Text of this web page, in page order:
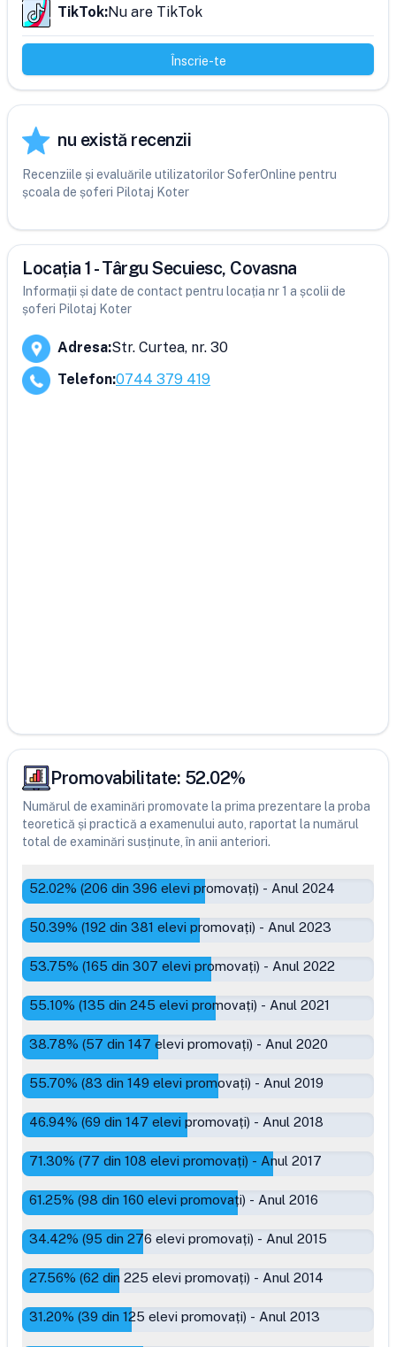
TikTok:Nu are TikTok
Înscrie-te
nu există recenzii
Recenziile și evaluările utilizatorilor SoferOnline pentru
școala de șoferi Pilotaj Koter
Locația 1 - Târgu Secuiesc, Covasna
Informații și date de contact pentru locația nr 1 a școlii de
șoferi Pilotaj Koter
Adresa:Str. Curtea, nr. 30
Telefon:0744 379 419
Promovabilitate: 52.02%
Numărul de examinări promovate la prima prezentare la proba
teoretică și practică a examenului auto, raportat la numărul
total de examinări susținute, în anii anteriori.
52.02% (206 din 396 elevi promovați) - Anul 2024
50.39% (192 din 381 elevi promovați) - Anul 2023
53.75% (165 din 307 elevi promovați) - Anul 2022
55.10% (135 din 245 elevi promovați) - Anul 2021
38.78% (57 din 147 elevi promovați) - Anul 2020
55.70% (83 din 149 elevi promovați) - Anul 2019
46.94% (69 din 147 elevi promovați) - Anul 2018
71.30% (77 din 108 elevi promovați) - Anul 2017
61.25% (98 din 160 elevi promovați) - Anul 2016
34.42% (95 din 276 elevi promovați) - Anul 2015
27.56% (62 din 225 elevi promovați) - Anul 2014
31.20% (39 din 125 elevi promovați) - Anul 2013